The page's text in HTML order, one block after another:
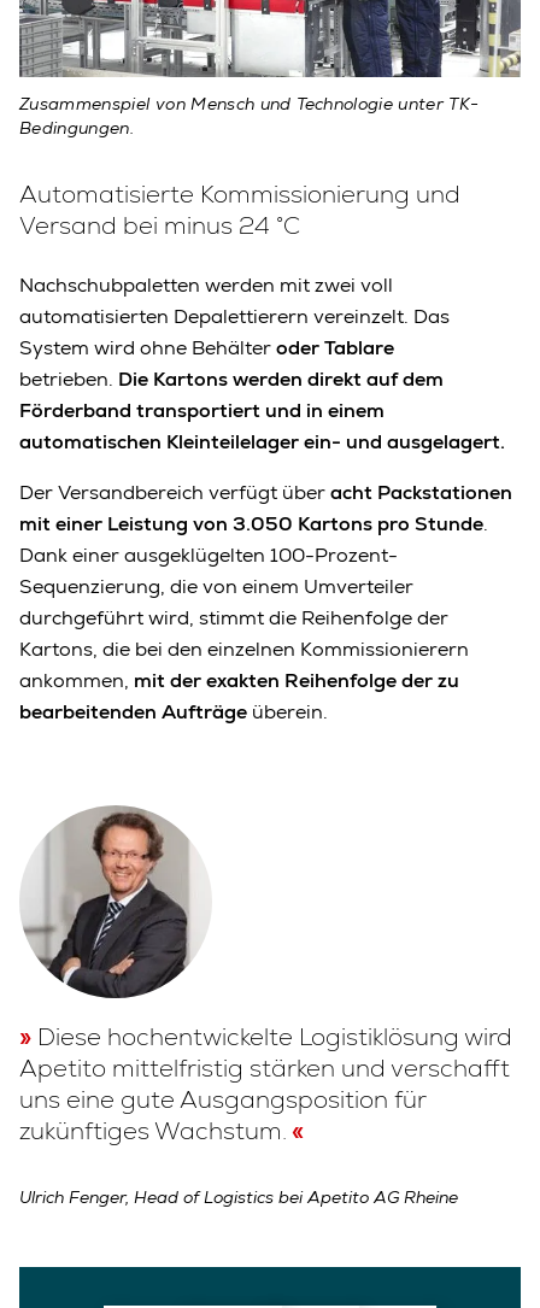
Zusammenspiel von Mensch und Technologie unter TK-
Bedingungen.
Automatisierte Kommissionierung und
Versand bei minus 24 °C
Nachschubpaletten werden mit zwei voll
automatisierten Depalettierern vereinzelt. Das
System wird ohne Behälteroder Tablare
betrieben. Die Kartons werden direkt auf dem
Förderband transportiert und in einem
automatischen Kleinteilelager ein- und ausgelagert.
Der Versandbereich verfügt überacht Packstationen
mit einer Leistung von 3.050 Kartons pro Stunde.
Dank einer ausgeklügelten 100-Prozent-
Sequenzierung, die von einem Umverteiler
durchgeführt wird, stimmt die Reihenfolge der
Kartons, die bei den einzelnen Kommissionierern
ankommen, mit der exakten Reihenfolge der zu
bearbeitenden Aufträge überein.
Diese hochentwickelte Logistiklösung wird
Apetito mittelfristig stärken und verschafft
uns eine gute Ausgangsposition für
zukünftiges Wachstum.
Ulrich Fenger, Head of Logistics bei Apetito AG Rheine